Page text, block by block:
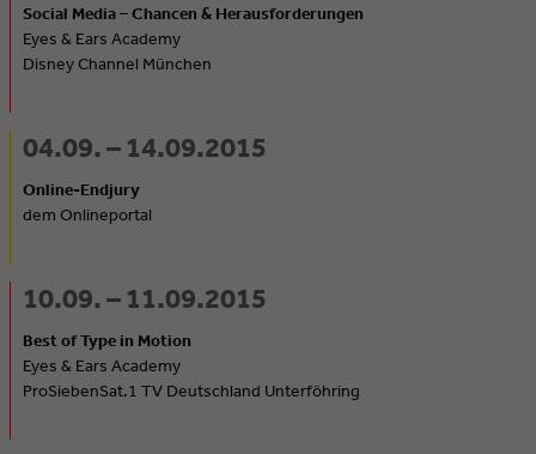
Social Media – Chancen & Herausforderungen
Eyes & Ears Academy
Disney Channel München
04.09. – 14.09.2015
Online-Endjury
dem Onlineportal
10.09. – 11.09.2015
Best of Type in Motion
Eyes & Ears Academy
ProSiebenSat.1 TV Deutschland Unterföhring